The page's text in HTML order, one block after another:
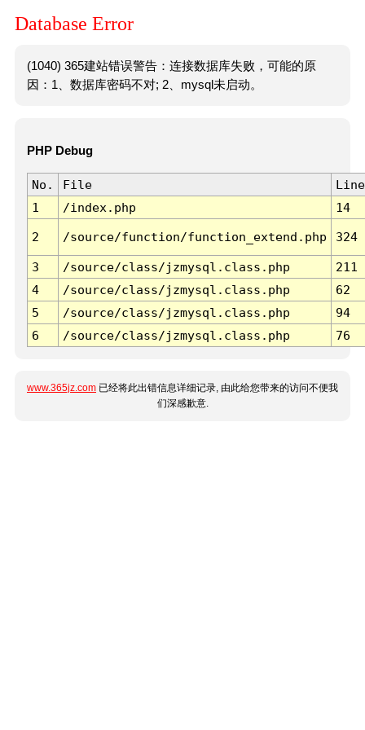
Database Error
(1040) 365建站错误警告：连接数据库失败，可能的原
因：1、数据库密码不对; 2、mysql未启动。
PHP Debug
No. File
Line
1
/index.php 14
2 /source/function/function_extend.php 324
3 /source/class/jzmysql.class.php
211
4
/source/class/jzmysql.class.php
62
5
/source/class/jzmysql.class.php
94
6
/source/class/jzmysql.class.php 76
www.365jz.com 已经将此出错信息详细记录, 由此给您带来的访问不便我
们深感歉意.